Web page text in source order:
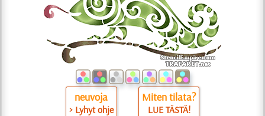
neuvoja
> Lyhyt ohje
Miten tilata?
LUE TÄSTÄ!